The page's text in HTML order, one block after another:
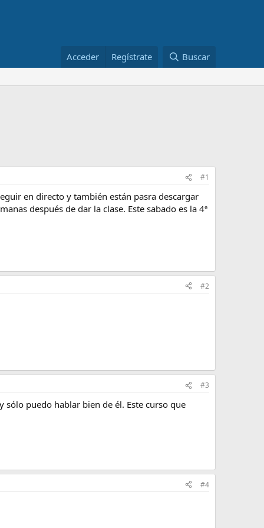
Acceder Regístrate Buscar
#1
en directo y también están pasra descargar
después de dar la clase. Este sabado es la 4ª
#2
#3
sólo puedo hablar bien de él. Este curso que
#4